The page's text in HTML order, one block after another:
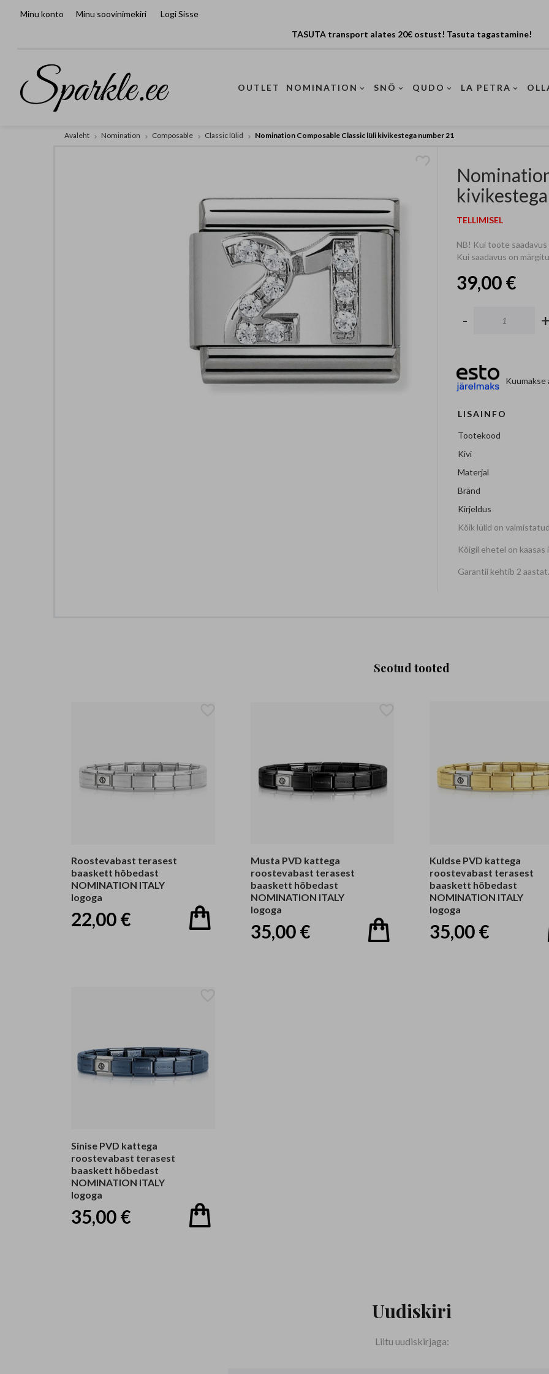
TASUTA transport alates 20€ ostust! Tasuta tagastamine!
Minu konto Minu soovinimekiri Logi Sisse
OUTLET NOMINATION SNÖ QUDO LA PETRA
Avaleht Nomination Composable Classic lülid Nomination Composable Classic lüli kivikestega number 21
TELLIMISEL
NB! Kui toote
Kui saadavus on
39,00 €
-
Kuumakse
LISAINFO
Tootekood
Kivi
Materjal
Bränd
Kirjeldus
Kõik lülid on
Kõigil ehetel on
Garantii kehtib 2
Seotud tooted
Roostevabast terasest
baaskett hõbedast
NOMINATION ITALY
logoga
22,00 €
Musta PVD kattega
roostevabast terasest
baaskett hõbedast
NOMINATION ITALY
logoga
35,00 €
Kuldse PVD kattega
roostevabast terasest
baaskett hõbedast
NOMINATION ITALY
logoga
35,00 €
Sinise PVD kattega
roostevabast terasest
baaskett hõbedast
NOMINATION ITALY
logoga
35,00 €
Uudiskiri
Liitu uudiskirjaga: